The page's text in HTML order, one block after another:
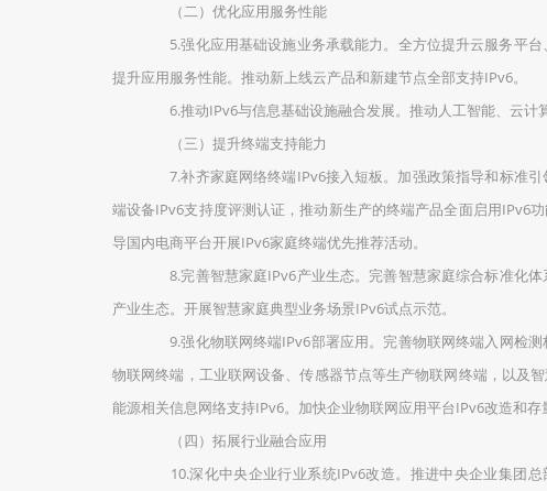
（二）优化应用服务性能
5.强化应用基础设施业务承载能力。全方位提升云服务平台
提升应用服务性能。推动新上线云产品和新建节点全部支持IPv6。
6.推动IPv6与信息基础设施融合发展。推动人工智能、云计
（三）提升终端支持能力
7.补齐家庭网络终端IPv6接入短板。加强政策指导和标准引
端设备IPv6支持度评测认证，推动新生产的终端产品全面启用IPv6
导国内电商平台开展IPv6家庭终端优先推荐活动。
8.完善智慧家庭IPv6产业生态。完善智慧家庭综合标准化体
产业生态。开展智慧家庭典型业务场景IPv6试点示范。
9.强化物联网终端IPv6部署应用。完善物联网终端入网检测
物联网终端，工业联网设备、传感器节点等生产物联网终端，以及
能源相关信息网络支持IPv6。加快企业物联网应用平台IPv6改造和存
（四）拓展行业融合应用
10.深化中央企业行业系统IPv6改造。推进中央企业集团总